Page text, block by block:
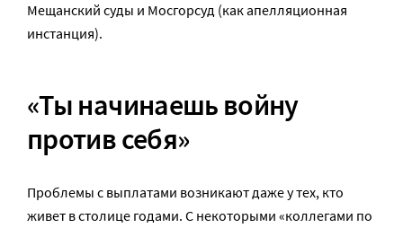
Мещанский суды и Мосгорсуд (как апелляционная
инстанция).
«Ты начинаешь войну
против себя»
Проблемы с выплатами возникают даже у тех, кто
живет в столице годами. С некоторыми «коллегами по